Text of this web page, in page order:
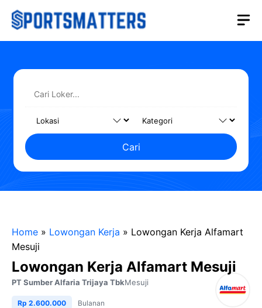
Langsung
Cari
Home » Lowongan Kerja » Lowongan Kerja Alfamart
Mesuji
Lowongan Kerja Alfamart Mesuji
PT Sumber Alfaria Trijaya TbkMesuji
Rp 2.600.000 Bulanan